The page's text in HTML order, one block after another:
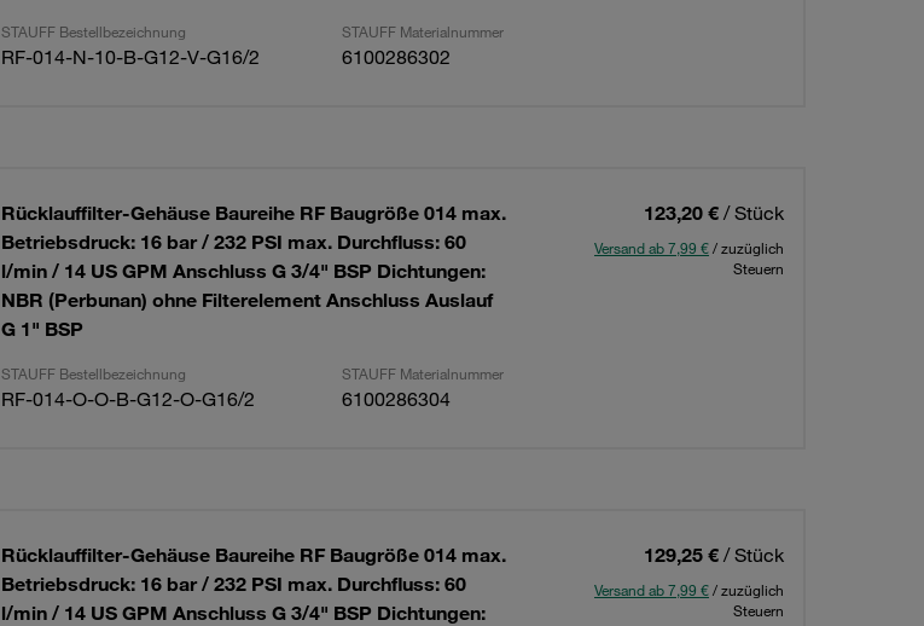
STAUFF Bestellbezeichnung STAUFF Materialnummer
RF-014-N-10-B-G12-V-G16/2 6100286302
Rücklauffilter-Gehäuse Baureihe RF Baugröße 014 max.
Betriebsdruck: 16 bar / 232 PSI max. Durchfluss: 60
l/min / 14 US GPM Anschluss G 3/4" BSP Dichtungen:
NBR (Perbunan) ohne Filterelement Anschluss Auslauf
G 1" BSP
123,20 € / Stück
Versand ab 7,99 €/ zuzüglich
Steuern
STAUFF Bestellbezeichnung STAUFF Materialnummer
RF-014-O-O-B-G12-O-G16/2 6100286304
Rücklauffilter-Gehäuse Baureihe RF Baugröße 014 max.
Betriebsdruck: 16 bar / 232 PSI max. Durchfluss: 60
l/min / 14 US GPM Anschluss G 3/4" BSP Dichtungen:
129,25 € / Stück
Versand ab 7,99 €/ zuzüglich
Steuern